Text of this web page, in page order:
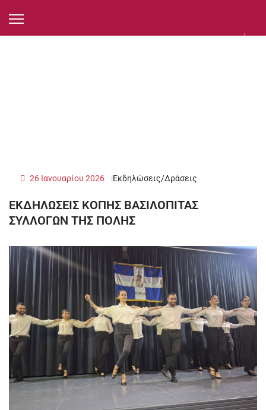
Εκδηλώσεις/Δράσεις
26 Ιανουαρίου 2026
ΕΚΔΗΛΩΣΕΙΣ ΚΟΠΗΣ ΒΑΣΙΛΟΠΙΤΑΣ
ΣΥΛΛΟΓΩΝ ΤΗΣ ΠΟΛΗΣ